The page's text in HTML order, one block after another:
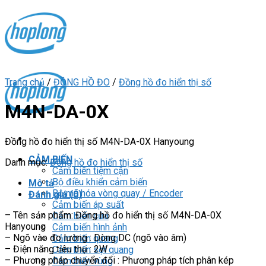
content
CẢM BIẾN
Cảm biến tiệm cận
Bộ điều khiển cảm biến
Bộ mã hóa vòng quay / Encoder
Cảm biến áp suất
Cảm biến cửa
Cảm biến hình ảnh
Cảm biến quang
Cảm biến sợi quang
Cảm biến vùng
Trang chủ / ĐỒNG HỒ ĐO / Đồng hồ đo hiển thị số
M4N-DA-0X
Đồng hồ đo hiển thị số M4N-DA-0X Hanyoung
Danh mục:Đồng hồ đo hiển thị số
Mô tả
Đánh giá (0)
– Tên sản phẩm: Đồng hồ đo hiển thị số M4N-DA-0X
Hanyoung
– Ngõ vào đo lường : Dòng DC (ngõ vào âm)
– Điện năng tiêu thụ : 2W
– Phương pháp chuyển đổi : Phương pháp tích phân kép